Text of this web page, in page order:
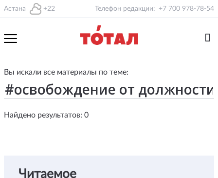
Астана +22 Телефон редакции: +7 700 978-78-54
Вы искали все материалы по теме:
Найдено результатов: 0
Читаемое